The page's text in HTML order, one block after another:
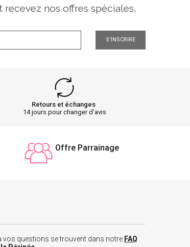
nos offres spéciales,
S'INSCRIRE
Retours et échanges
14 jours pour changer d'avis
Offre Parrainage
vos questions se trouvent dans notre FAQ